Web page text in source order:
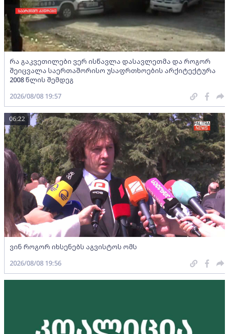
რა გაკვეთილები ვერ ისწავლა დასავლეთმა და როგორ
შეიცვალა საერთაშორისო უსაფრთხოების არქიტექტურა
2008 წლის შემდეგ
2026/08/08 19:57
ვინ როგორ იხსენებს აგვისტოს ომს
06:22
2026/08/08 19:56